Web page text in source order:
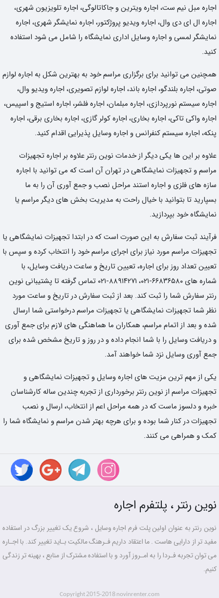
اجاره مبل نیم ست، اجاره ویترین و جاکاتالوگی، اجاره تلویزیون شهری،
اجاره ال ای دی وال، اجاره ویدیو پروژکتور، اجاره نمایشگر شهری، اجاره
نمایشگر لمسی و اجاره وسایل اداری نمایشگاه را شامل می شود استفاده
کنید.
همچنین می توانید برای برگزاری مراسم خود به بهترین شکل به اجاره لوازم
صوتی، اجاره بلندگو، اجاره باند، اجاره لوازم تصویری، اجاره ویدیو وال،
اجاره سیستم نورپردازی، اجاره مبلمان، اجاره فلشر، اجاره استیج و اسپیس،
اجاره واکی تاکی، اجاره بخاری، اجاره کولر گازی، اجاره بخاری برقی، اجاره
پنکه، اجاره سیستم کنفرانس و اجاره وسایل پذیرایی اقدام کنید.
علاوه بر این ها یکی دیگر از خدمات نوین رنتر علاوه بر اجاره تجهیزات
مراسم و تجهیزات نمایشگاهی در تهران آن است که می توانید با اجاره
سازه های فلزی و اجاره استند مراحل نصب و جمع آوری آن را به ما
بسپارید تا بتوانید با خیال راحت به مدیریت بخش های دیگر مراسم یا
نمایشگاه خود بپردازید.
فرآیند ثبت سفارش به این صورت است که در ابتدا تجهیزات نمایشگاهی یا
تجهیزات مراسم مورد نیاز برای اجرای مراسم خود را انتخاب کرده و سپس با
تعیین تعداد روز برای اجاره، تعیین تاریخ و ساعت دریافت وسایل، با
شماره های ۶۶۸۳۶۵۸۰-۰۲۱، ۸۸۹۱۴۲۷۱-۰۲۱ تماس گرفته تا پشتیبانی نوین
رنتر سفارش شما را ثبت کند. بعد از ثبت سفارش در تاریخ و ساعت مورد
نظر شما تجهیزات نمایشگاهی یا تجهیزات مراسم درخواستی شما ارسال
شده و بعد از اتمام مراسم، همکاران ما هماهنگی های لازم برای جمع آوری
و دریافت وسایل را با شما انجام داده و در روز و تاریخ مشخص شده برای
جمع آوری وسایل نزد شما خواهند آمد.
یکی از مهم ترین مزیت های اجاره وسایل و تجهیزات نمایشگاهی و
تجهیزات مراسم از نوین رنتر برخورداری از تجربه چندین ساله کارشناسان
خبره و دلسوز ماست که در همه مراحل اعم از انتخاب، ارسال و نصب
تجهیزات در کنار شما بوده و برای هرچه بهتر شدن مراسم و نمایشگاه شما را
کمک و همراهی می کنند.
نوین رنتر ، پلتفرم اجاره
نوین رنتر به عنوان اولین پلت فرم اجاره وسایل ، شروع یک تغییر بزرگ در استفاده
مفید تر از دارایی هاست . ما اعتقاد داریم فـرهنگ مالکیت بـاید تغییر کند. با اجـاره
می توان تجربه فـردا را به امـروز آورد و با استفاده مشترک از منابع ، بهینه تر زندگی
کنیم.
Copyright2015-2018 novinrenter.com